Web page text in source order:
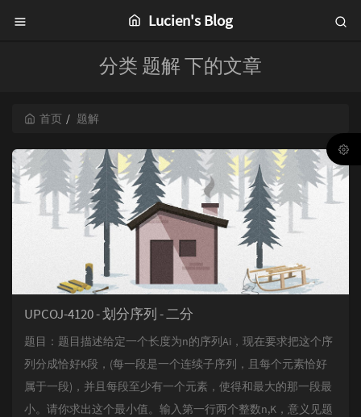
Lucien's Blog
分类 题解 下的文章
首页 题解
UPCOJ-4120 - 划分序列 - 二分
题目：题目描述给定一个长度为n的序列Ai，现在要求把这个序
列分成恰好K段，(每一段是一个连续子序列，且每个元素恰好
属于一段)，并且每段至少有一个元素，使得和最大的那一段最
小。请你求出这个最小值。输入第一行两个整数n,K，意义见题